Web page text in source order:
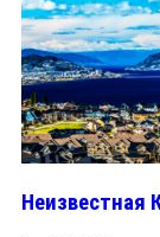
Неизвестная